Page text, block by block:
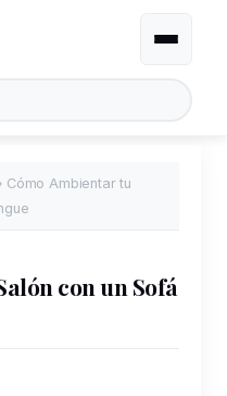
Alternar
Cómo Ambientar tu
con un Sofá